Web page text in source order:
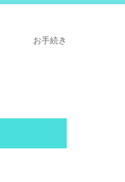
お手続き